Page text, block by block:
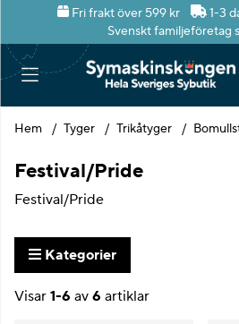
Fri frakt över 599 kr
1-3
Svenskt familjeföretag
Hem Tyger Trikåtyger
Festival/Pride
Festival/Pride
Kategorier
Visar 1-6 av 6 artiklar